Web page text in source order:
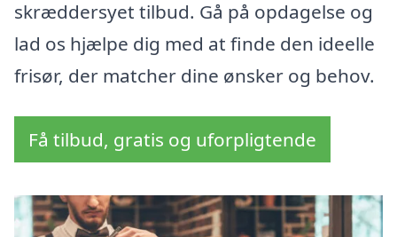
skræddersyet tilbud. Gå på opdagelse og
lad os hjælpe dig med at finde den ideelle
frisør, der matcher dine ønsker og behov.
Få tilbud, gratis og uforpligtende